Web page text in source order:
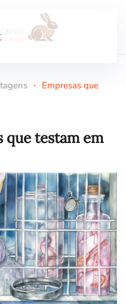
Empresas que
que testam em